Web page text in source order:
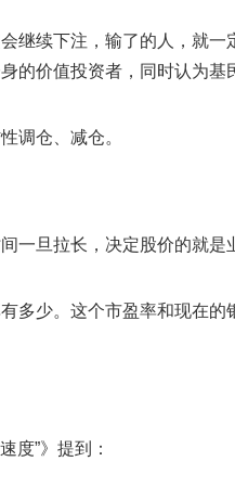
继续下注，输了的人，就一
的价值投资者，同时认为基
调仓、减仓。
一旦拉长，决定股价的就是
多少。这个市盈率和现在的
度”》提到：